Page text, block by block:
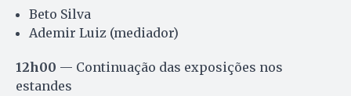
Beto Silva
Ademir Luiz (mediador)
12h00 — Continuação das exposições nos
estandes